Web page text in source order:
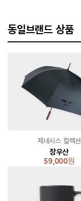
동일브랜드 상품
장우산
59,000원
제네시스 컬렉션